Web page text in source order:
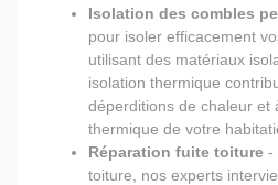
Isolation des combles
pour isoler efficacement
utilisant des matériaux
isolation thermique
déperditions de chaleur et
thermique de votre
Réparation fuite toiture -
toiture, nos experts